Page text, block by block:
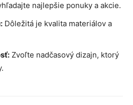
najlepšie ponuky a akcie.
Dôležitá je kvalita materiálov a
Zvoľte nadčasový dizajn, ktorý